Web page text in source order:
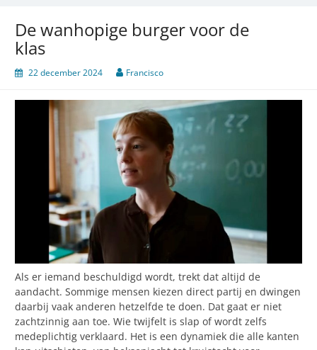
De wanhopige burger voor de
klas
22 december 2024 Francisco
Als er iemand beschuldigd wordt, trekt dat altijd de
aandacht. Sommige mensen kiezen direct partij en dwingen
daarbij vaak anderen hetzelfde te doen. Dat gaat er niet
zachtzinnig aan toe. Wie twijfelt is slap of wordt zelfs
medeplichtig verklaard. Het is een dynamiek die alle kanten